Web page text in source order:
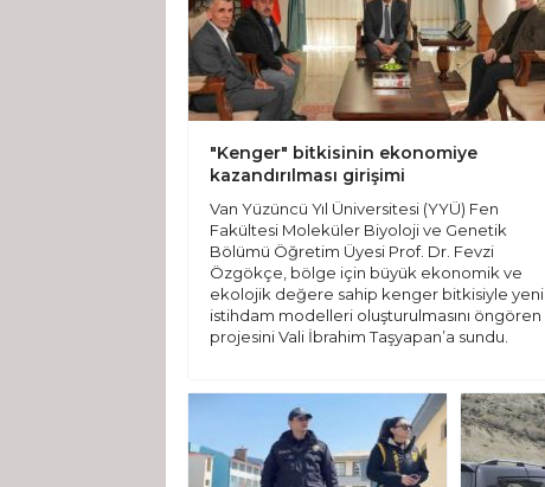
"Kenger" bitkisinin ekonomiye
kazandırılması girişimi
Van Yüzüncü Yıl Üniversitesi (YYÜ) Fen
Fakültesi Moleküler Biyoloji ve Genetik
Bölümü Öğretim Üyesi Prof. Dr. Fevzi
Özgökçe, bölge için büyük ekonomik ve
ekolojik değere sahip kenger bitkisiyle yeni
istihdam modelleri oluşturulmasını öngören
projesini Vali İbrahim Taşyapan’a sundu.